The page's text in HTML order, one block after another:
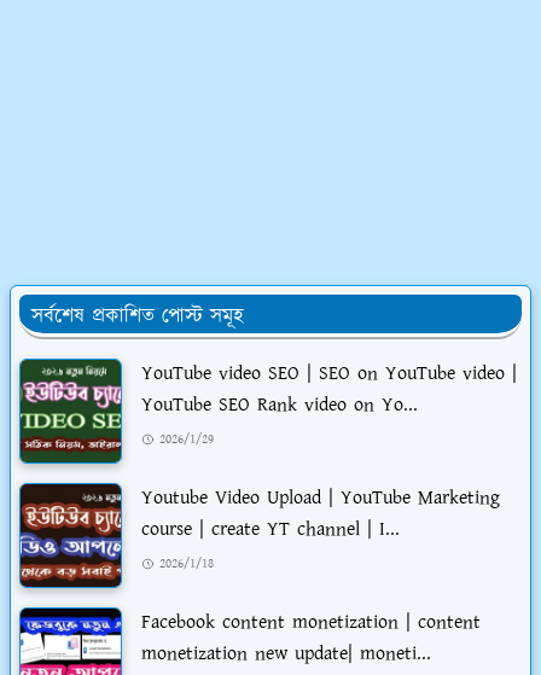
সর্বশেষ প্রকাশিত পোস্ট সমূহ
YouTube video SEO | SEO on YouTube video |
YouTube SEO Rank video on Yo...
2026/1/29
Youtube Video Upload | YouTube Marketing
course | create YT channel | I...
2026/1/18
Facebook content monetization | content
monetization new update| moneti...